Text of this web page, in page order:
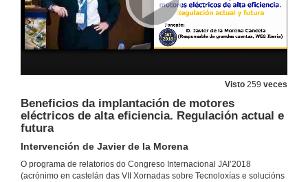
Visto 259 veces
Beneficios da implantación de motores
eléctricos de alta eficiencia. Regulación actual e
futura
Intervención de Javier de la Morena
O programa de relatorios do Congreso Internacional JAI’2018
(acrónimo en castelán das VII Xornadas sobre Tecnoloxías e solucións
Retos no diálogo home-máquina para a industria do futuro
Intervención de David Pérez
12 de mar. de 2018